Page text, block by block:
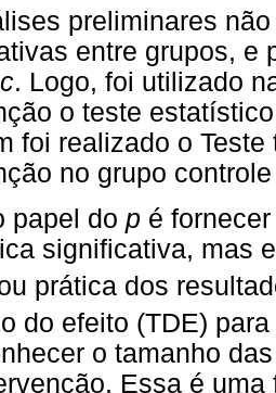
preliminares
entre grupos, e
. Logo, foi utilizado
o teste
foi realizado o
no grupo
papel do p é
significativa, mas
prática dos
do efeito (TDE)
o tamanho
Essa é